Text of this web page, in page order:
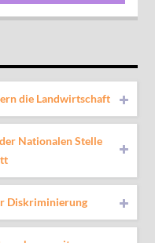
die Landwirtschaft
Nationalen Stelle
Diskriminierung